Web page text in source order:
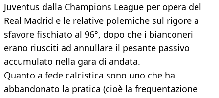
Juventus dalla Champions League per opera del
Real Madrid e le relative polemiche sul rigore a
sfavore fischiato al 96°, dopo che i bianconeri
erano riusciti ad annullare il pesante passivo
accumulato nella gara di andata.
Quanto a fede calcistica sono uno che ha
abbandonato la pratica (cioè la frequentazione